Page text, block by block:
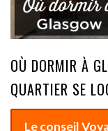
OÙ DORMIR À
QUARTIER SE
Le conseil